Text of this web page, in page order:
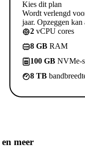
Kies dit plan
Wordt verlengd
jaar. Opzeggen
2 vCPU cores
8 GB RAM
100 GB NVMe-
8 TB
en meer